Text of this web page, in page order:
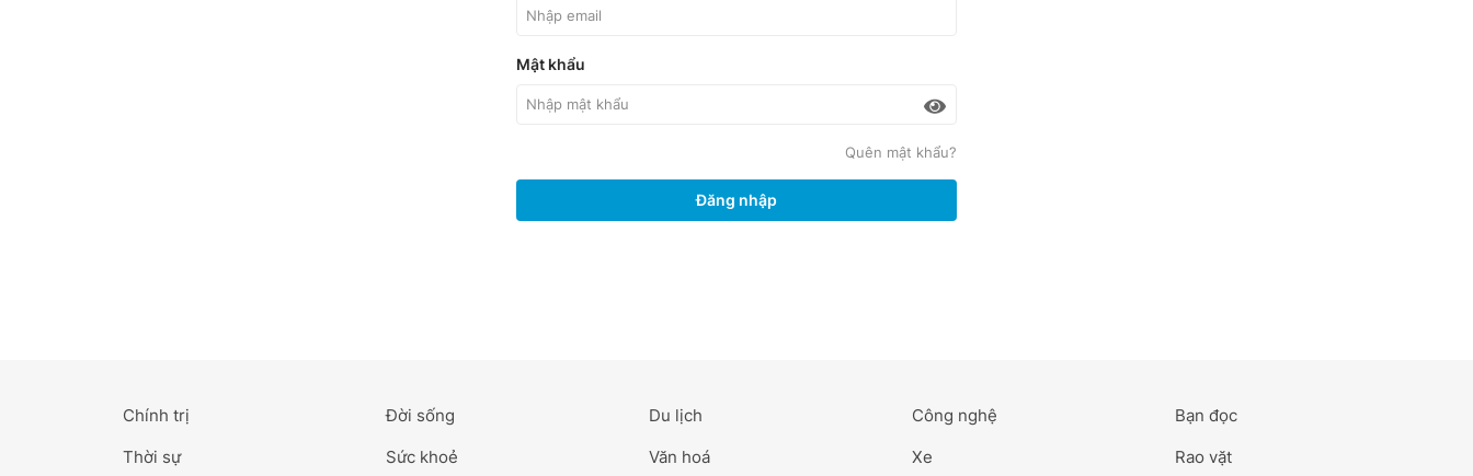
Mật khẩu
Quên mật khẩu?
Đăng nhập
Chính trị
Thời sự
Đời sống
Sức khoẻ
Du lịch
Văn hoá
Công nghệ
Xe
Bạn đọc
Rao vặt